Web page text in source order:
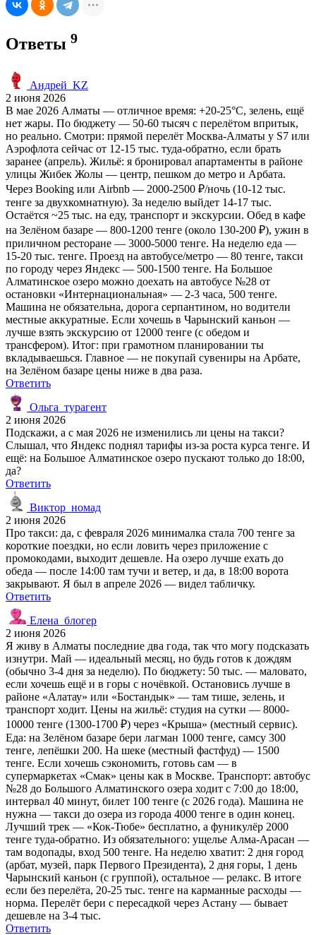
Ответы 9
Андрей_KZ
2 июня 2026
В мае 2026 Алматы — отличное время: +20-25°C, зелень, ещё
нет жары. По бюджету — 50-60 тысяч с перелётом впритык,
но реально. Смотри: прямой перелёт Москва-Алматы у S7 или
Аэрофлота сейчас от 12-15 тыс. туда-обратно, если брать
заранее (апрель). Жильё: я бронировал апартаменты в районе
улицы Жибек Жолы — центр, пешком до метро и Арбата.
Через Booking или Airbnb — 2000-2500 ₽/ночь (10-12 тыс.
тенге за двухкомнатную). За неделю выйдет 14-17 тыс.
Остаётся ~25 тыс. на еду, транспорт и экскурсии. Обед в кафе
на Зелёном базаре — 800-1200 тенге (около 130-200 ₽), ужин в
приличном ресторане — 3000-5000 тенге. На неделю еда —
15-20 тыс. тенге. Проезд на автобусе/метро — 80 тенге, такси
по городу через Яндекс — 500-1500 тенге. На Большое
Алматинское озеро можно доехать на автобусе №28 от
остановки «Интернациональная» — 2-3 часа, 500 тенге.
Машина не обязательна, дорога серпантином, но водители
местные аккуратные. Если хочешь в Чарынский каньон —
лучше взять экскурсию от 12000 тенге (с обедом и
трансфером). Итог: при грамотном планировании ты
вкладываешься. Главное — не покупай сувениры на Арбате,
на Зелёном базаре цены ниже в два раза.
Ответить
Ольга_турагент
2 июня 2026
Подскажи, а с мая 2026 не изменились ли цены на такси?
Слышал, что Яндекс поднял тарифы из-за роста курса тенге. И
ещё: на Большое Алматинское озеро пускают только до 18:00,
да?
Ответить
Виктор_номад
2 июня 2026
Про такси: да, с февраля 2026 минималка стала 700 тенге за
короткие поездки, но если ловить через приложение с
промокодами, выходит дешевле. На озеро лучше ехать до
обеда — после 14:00 там тучи и ветер, и да, в 18:00 ворота
закрывают. Я был в апреле 2026 — видел табличку.
Ответить
Елена_блогер
2 июня 2026
Я живу в Алматы последние два года, так что могу подсказать
изнутри. Май — идеальный месяц, но будь готов к дождям
(обычно 3-4 дня за неделю). По бюджету: 50 тыс. — маловато,
если хочешь ещё и в горы с ночёвкой. Остановись лучше в
районе «Алатау» или «Бостандык» — там тише, зелень, и
транспорт ходит. Цены на жильё: студия на сутки — 8000-
10000 тенге (1300-1700 ₽) через «Крыша» (местный сервис).
Еда: на Зелёном базаре бери лагман 1000 тенге, самсу 300
тенге, лепёшки 200. На шеке (местный фастфуд) — 1500
тенге. Если хочешь сэкономить, готовь сам — в
супермаркетах «Смак» цены как в Москве. Транспорт: автобус
№28 до Большого Алматинского озера ходит с 7:00 до 18:00,
интервал 40 минут, билет 100 тенге (с 2026 года). Машина не
нужна — такси до озера из города 4000 тенге в один конец.
Лучший трек — «Кок-Тюбе» бесплатно, а фуникулёр 2000
тенге туда-обратно. Из обязательного: ущелье Алма-Арасан —
там водопады, вход 500 тенге. На неделю хватит: 2 дня город
(арбат, музей, парк Первого Президента), 2 дня горы, 1 день
Чарынский каньон (с группой), остальное — релакс. В итоге
если без перелёта, 20-25 тыс. тенге на карманные расходы —
норма. Перелёт бери с пересадкой через Астану — бывает
дешевле на 3-4 тыс.
Ответить